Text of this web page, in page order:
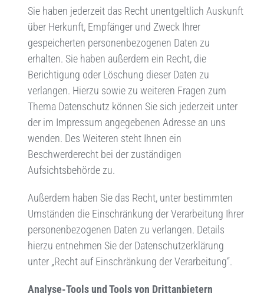
Sie haben jederzeit das Recht unentgeltlich Auskunft
über Herkunft, Empfänger und Zweck Ihrer
gespeicherten personenbezogenen Daten zu
erhalten. Sie haben außerdem ein Recht, die
Berichtigung oder Löschung dieser Daten zu
verlangen. Hierzu sowie zu weiteren Fragen zum
Thema Datenschutz können Sie sich jederzeit unter
der im Impressum angegebenen Adresse an uns
wenden. Des Weiteren steht Ihnen ein
Beschwerderecht bei der zuständigen
Aufsichtsbehörde zu.
Außerdem haben Sie das Recht, unter bestimmten
Umständen die Einschränkung der Verarbeitung Ihrer
personenbezogenen Daten zu verlangen. Details
hierzu entnehmen Sie der Datenschutzerklärung
unter „Recht auf Einschränkung der Verarbeitung“.
Analyse-Tools und Tools von Drittanbietern